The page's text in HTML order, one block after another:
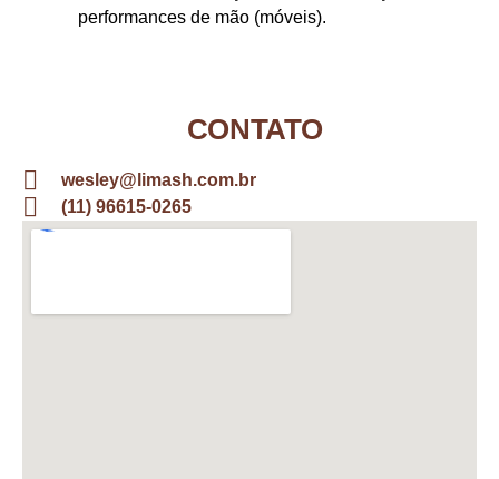
performances de mão (móveis).
CONTATO
wesley@limash.com.br
(11) 96615-0265